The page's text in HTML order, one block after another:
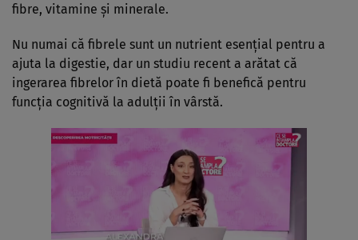
fibre, vitamine și minerale.
Nu numai că fibrele sunt un nutrient esențial pentru a
ajuta la digestie, dar un studiu recent a arătat că
ingerarea fibrelor în dietă poate fi benefică pentru
funcția cognitivă la adulții în vârstă.